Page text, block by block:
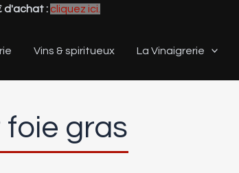
d'achat : cliquez ici.
Vins & spiritueux La Vinaigrerie
gras